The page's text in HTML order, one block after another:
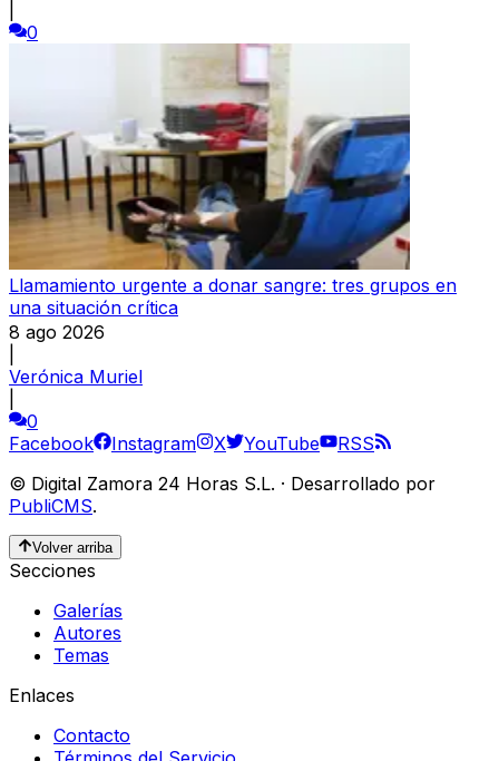
0
Llamamiento urgente a donar sangre: tres grupos en
una situación crítica
8 ago 2026
Verónica Muriel
0
Facebook
Instagram X YouTube
RSS
© Digital Zamora 24 Horas S.L. · Desarrollado por
PubliCMS.
Volver arriba
Secciones
Galerías
Autores
Temas
Enlaces
Contacto